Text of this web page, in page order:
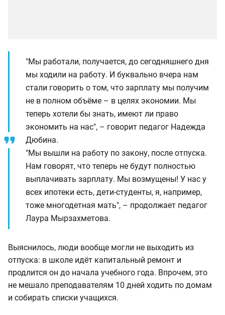
"Мы работали, получается, до сегодняшнего дня
мы ходили на работу. И буквально вчера нам
стали говорить о том, что зарплату мы получим
не в полном объёме – в целях экономии. Мы
теперь хотели бы знать, имеют ли право
экономить на нас", – говорит педагог Надежда
Дюбина.
"Мы вышли на работу по закону, после отпуска.
Нам говорят, что теперь не будут полностью
выплачивать зарплату. Мы возмущены! У нас у
всех ипотеки есть, дети-студенты, я, например,
тоже многодетная мать", – продолжает педагог
Лаура Мырзахметова.
Выяснилось, люди вообще могли не выходить из
отпуска: в школе идёт капитальный ремонт и
продлится он до начала учебного года. Впрочем, это
не мешало преподавателям 10 дней ходить по домам
и собирать списки учащихся.